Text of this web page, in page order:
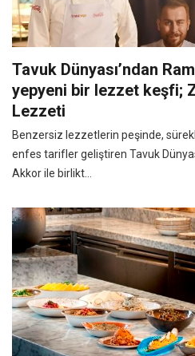
Tavuk Dünyası’ndan
yepyeni bir lezzet keşfi;
Lezzeti
Benzersiz lezzetlerin peşinde,
enfes tarifler geliştiren Tavuk
Akkor ile birlikt...